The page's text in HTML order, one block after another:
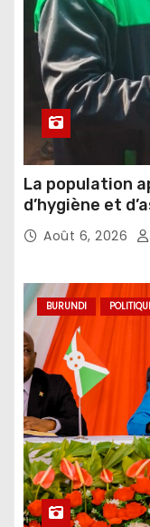
La population
d’hygiène et
Août 6, 2026
BURUNDI